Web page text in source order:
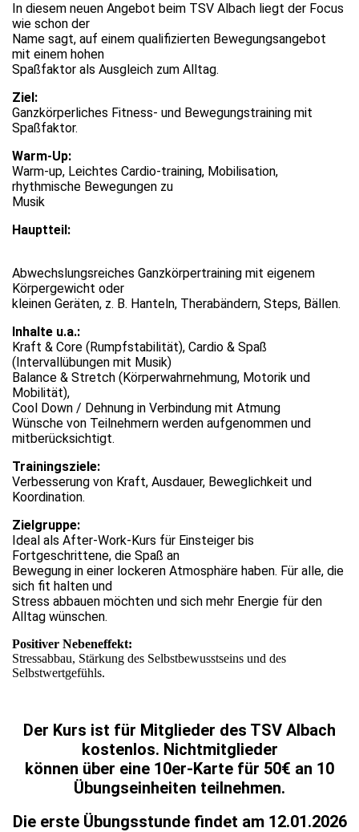
In diesem neuen Angebot beim TSV Albach liegt der Focus
wie schon der
Name sagt, auf einem qualifizierten Bewegungsangebot
mit einem hohen
Spaßfaktor als Ausgleich zum Alltag.
Ziel:
Ganzkörperliches Fitness- und Bewegungstraining mit
Spaßfaktor.
Warm-Up:
Warm-up, Leichtes Cardio-training, Mobilisation,
rhythmische Bewegungen zu
Musik
Hauptteil:
Abwechslungsreiches Ganzkörpertraining mit eigenem
Körpergewicht oder
kleinen Geräten, z. B. Hanteln, Therabändern, Steps, Bällen.
Inhalte u.a.:
Kraft & Core (Rumpfstabilität), Cardio & Spaß
(Intervallübungen mit Musik)
Balance & Stretch (Körperwahrnehmung, Motorik und
Mobilität),
Cool Down / Dehnung in Verbindung mit Atmung
Wünsche von Teilnehmern werden aufgenommen und
mitberücksichtigt.
Trainingsziele:
Verbesserung von Kraft, Ausdauer, Beweglichkeit und
Koordination.
Zielgruppe:
Ideal als After-Work-Kurs für Einsteiger bis
Fortgeschrittene, die Spaß an
Bewegung in einer lockeren Atmosphäre haben. Für alle, die
sich fit halten und
Stress abbauen möchten und sich mehr Energie für den
Alltag wünschen.
Positiver Nebeneffekt:
Stressabbau, Stärkung des Selbstbewusstseins und des
Selbstwertgefühls.
Der Kurs ist für Mitglieder des TSV Albach
kostenlos. Nichtmitglieder
können über eine 10er-Karte für 50€ an 10
Übungseinheiten teilnehmen.
Die erste Übungsstunde findet am 12.01.2026